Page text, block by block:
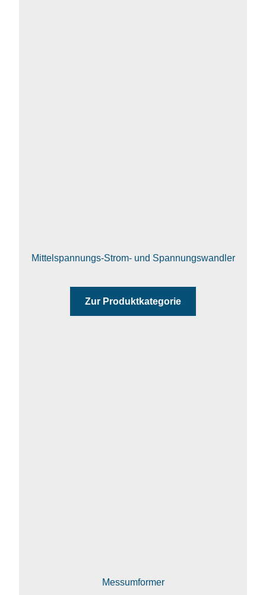
Mittelspannungs-Strom- und Spannungswandler
Zur Produktkategorie
Messumformer